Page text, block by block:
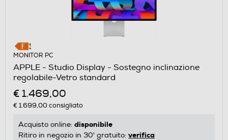
MONITOR PC
APPLE - Studio Display - Sostegno inclinazione
regolabile-Vetro standard
€ 1.469,00
€ 1.699,00consigliato
Acquisto online: disponibile
Ritiro in negozio in 30' gratuito: verifica